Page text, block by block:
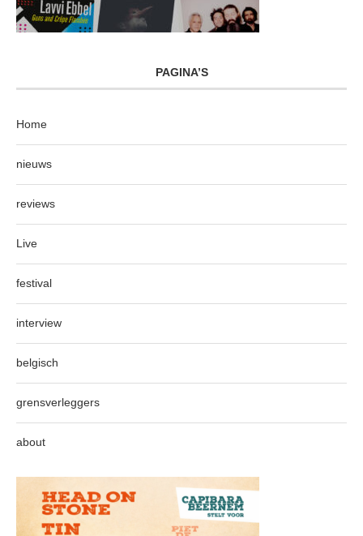
PAGINA’S
Home
nieuws
reviews
Live
festival
interview
belgisch
grensverleggers
about